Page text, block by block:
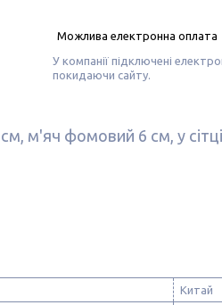
У компанії підключені
покидаючи сайту.
м'яч фомовий 6 см, у
Китай